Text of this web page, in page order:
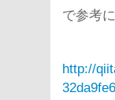
で参考
http://